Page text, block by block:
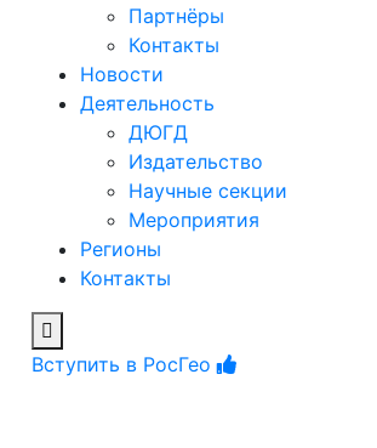
Партнёры
Контакты
Новости
Деятельность
ДЮГД
Издательство
Научные секции
Мероприятия
Регионы
Контакты
Вступить в РосГео